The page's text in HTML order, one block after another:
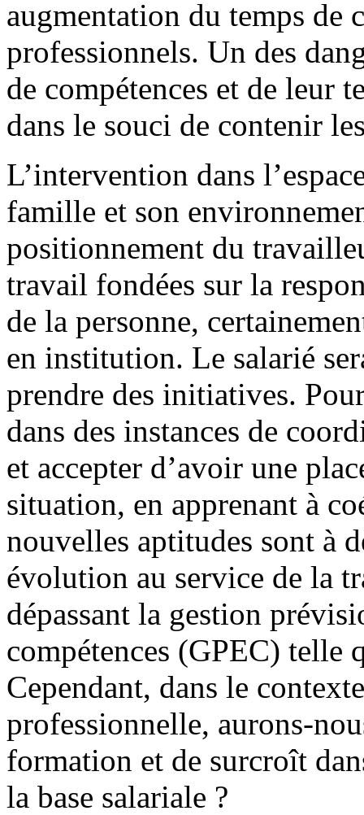
augmentation du temps de
professionnels. Un des
de compétences et de leur
dans le souci de contenir
L’intervention dans
famille et son
positionnement du
travail fondées sur la
de la personne,
en institution. Le salarié
prendre des initiatives.
dans des instances de
et accepter d’avoir une
situation, en apprenant à
nouvelles aptitudes sont à
évolution au service de la
dépassant la gestion
compétences (GPEC) telle
Cependant, dans le
professionnelle, aurons-
formation et de surcroît
la base salariale ?